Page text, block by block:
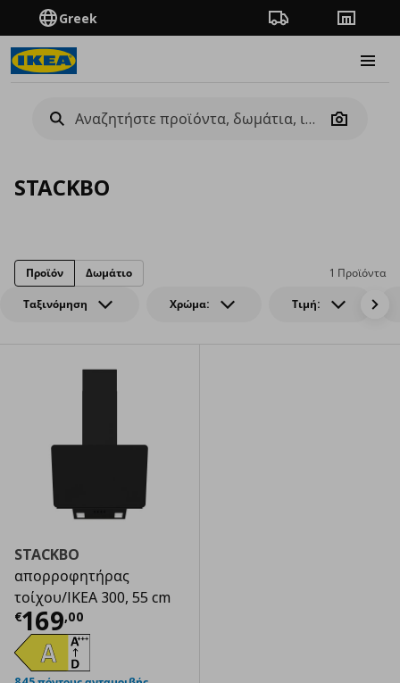
Greek Πορεία παραγγελίας
Camera
STACKBO
Ταξινόμηση Χρώμα: Τιμή:
1 Προϊόντα
Προϊόν Δωμάτιο
STACKBO
απορροφητήρας
τοίχου/IKEA 300, 55 cm
€169,00
Τρέχουσα τιμή